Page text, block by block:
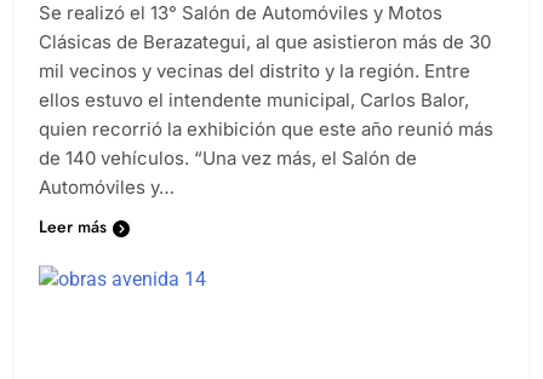
Se realizó el 13° Salón de Automóviles y Motos
Clásicas de Berazategui, al que asistieron más de 30
mil vecinos y vecinas del distrito y la región. Entre
ellos estuvo el intendente municipal, Carlos Balor,
quien recorrió la exhibición que este año reunió más
de 140 vehículos. “Una vez más, el Salón de
Automóviles y…
Leer más